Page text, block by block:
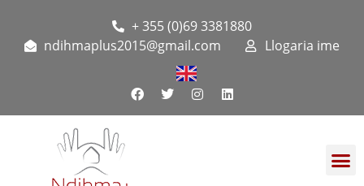
+ 355 (0)69 3381880
ndihmaplus2015@gmail.com
Llogaria ime